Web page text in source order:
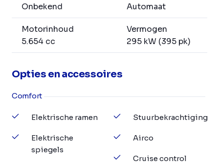
Onbekend
Automaat
Motorinhoud
5.654 cc
Vermogen
295 kW (395 pk)
Opties en accessoires
Comfort
Elektrische ramen
Elektrische
spiegels
Stuurbekrachtiging
Airco
Cruise control